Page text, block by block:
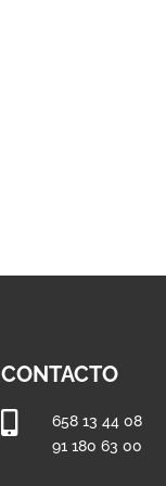
CONTACTO

658 13 44 08
91 180 63 00